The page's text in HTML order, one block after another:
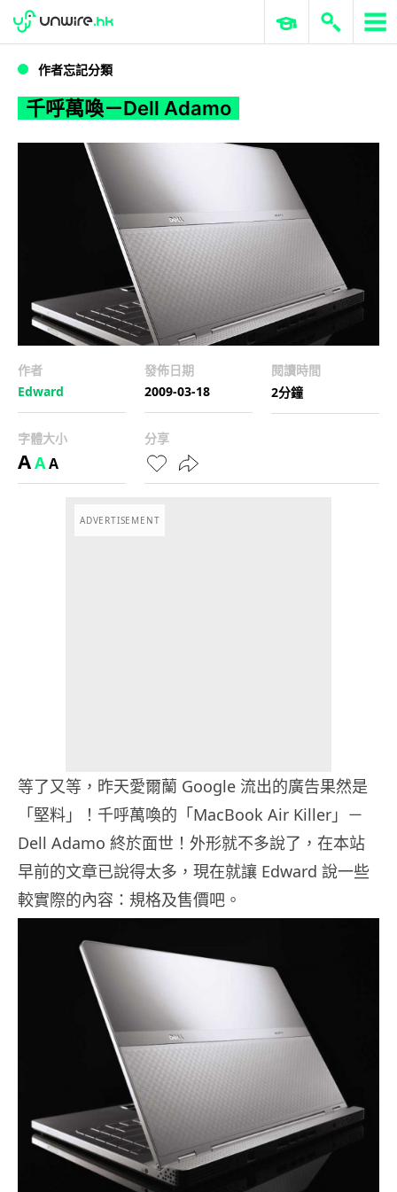
千呼萬喚－Dell Adamo
WWDC 2026 ERP 與商業 AI
作者忘記分類
千呼萬喚－Dell Adamo
作者
Edward
發佈日期
2009-03-18
閱讀時間
2分鐘
字體大小
AAA
分享
ADVERTISEMENT
等了又等，昨天愛爾蘭 Google 流出的廣告果然是
「堅料」！千呼萬喚的「MacBook Air Killer」－
Dell Adamo 終於面世！外形就不多說了，在本站
早前的文章已說得太多，現在就讓 Edward 說一些
較實際的內容：規格及售價吧。